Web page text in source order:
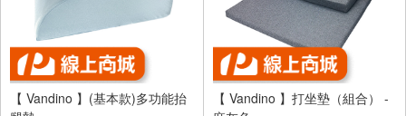
【 Vandino 】(基本款)多功能抬
【 Vandino 】打坐墊（組合） -